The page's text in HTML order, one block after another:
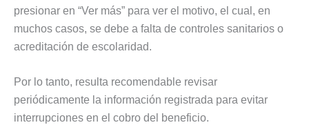
presionar en “Ver más” para ver el motivo, el cual, en
muchos casos, se debe a falta de controles sanitarios o
acreditación de escolaridad.
Por lo tanto, resulta recomendable revisar
periódicamente la información registrada para evitar
interrupciones en el cobro del beneficio.